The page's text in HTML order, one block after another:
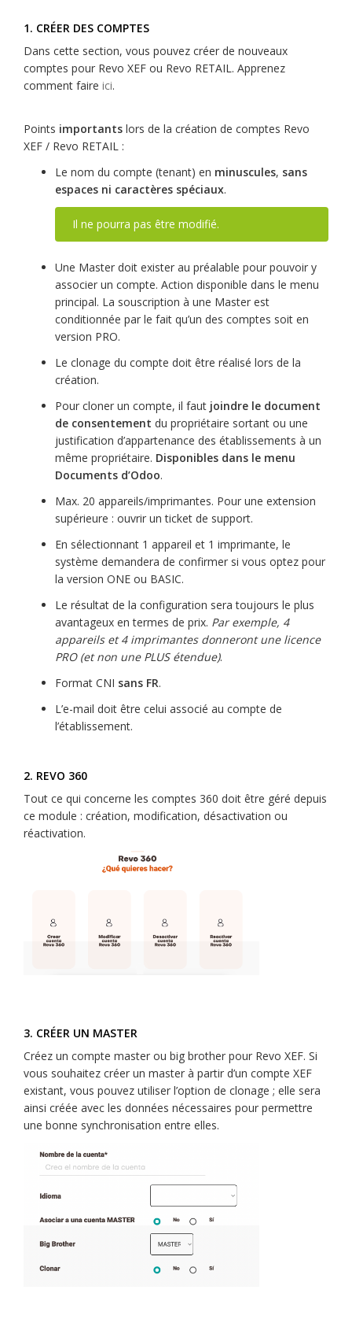
1. CRÉER DES COMPTES
Dans cette section, vous pouvez créer de nouveaux
comptes pour Revo XEF ou Revo RETAIL. Apprenez
comment faire ici.
Points importants lors de la création de comptes Revo
XEF / Revo RETAIL :
Le nom du compte (tenant) en minuscules, sans
espaces ni caractères spéciaux.
Il ne pourra pas être modifié.
Une Master doit exister au préalable pour pouvoir y
associer un compte. Action disponible dans le menu
principal. La souscription à une Master est
conditionnée par le fait qu’un des comptes soit en
version PRO.
Le clonage du compte doit être réalisé lors de la
création.
Pour cloner un compte, il faut joindre le document
de consentement du propriétaire sortant ou une
justification d’appartenance des établissements à un
même propriétaire. Disponibles dans le menu
Documents d’Odoo.
Max. 20 appareils/imprimantes. Pour une extension
supérieure : ouvrir un ticket de support.
En sélectionnant 1 appareil et 1 imprimante, le
système demandera de confirmer si vous optez pour
la version ONE ou BASIC.
Le résultat de la configuration sera toujours le plus
avantageux en termes de prix. Par exemple, 4
appareils et 4 imprimantes donneront une licence
PRO (et non une PLUS étendue).
Format CNI sans FR.
L’e-mail doit être celui associé au compte de
l’établissement.
2. REVO 360
Tout ce qui concerne les comptes 360 doit être géré depuis
ce module : création, modification, désactivation ou
réactivation.
3. CRÉER UN MASTER
Créez un compte master ou big brother pour Revo XEF. Si
vous souhaitez créer un master à partir d’un compte XEF
existant, vous pouvez utiliser l’option de clonage ; elle sera
ainsi créée avec les données nécessaires pour permettre
une bonne synchronisation entre elles.